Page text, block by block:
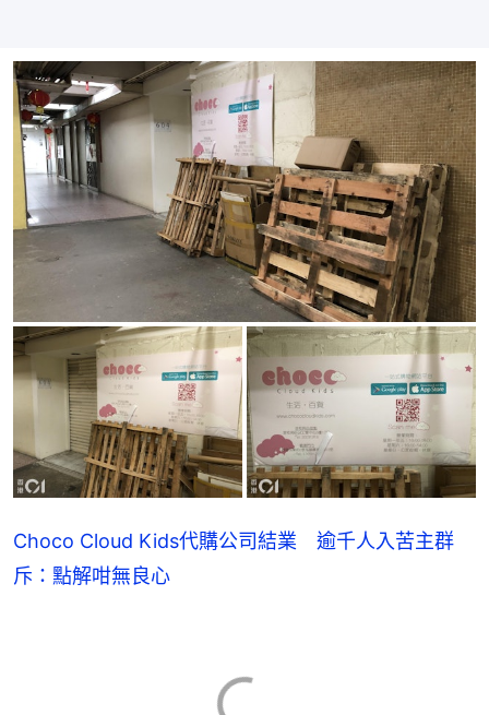
Choco Cloud Kids代購公司結業 逾千人入苦主群
斥：點解咁無良心